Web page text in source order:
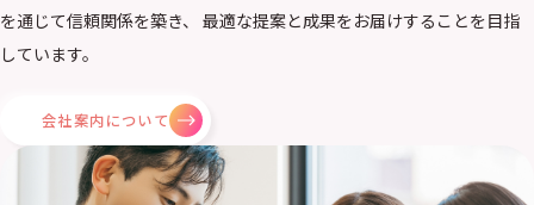
を通じて信頼関係を築き、 最適な提案と成果をお届けすることを目指
しています。
会社案内について